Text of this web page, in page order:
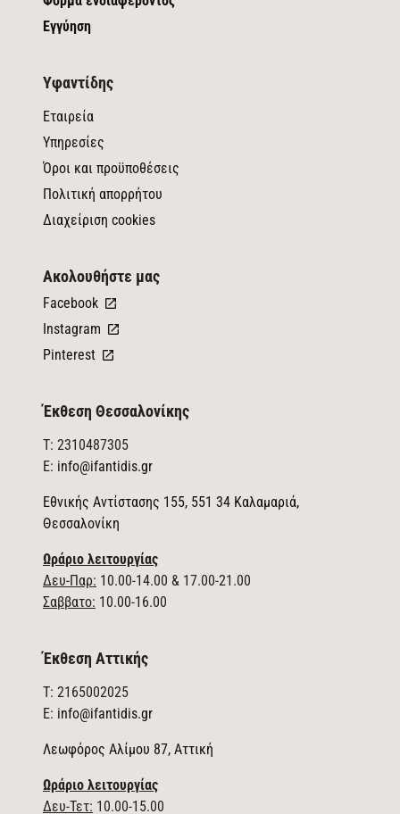
Εγγύηση
Υφαντίδης
Εταιρεία
Υπηρεσίες
Όροι και προϋποθέσεις
Πολιτική απορρήτου
Διαχείριση cookies
Ακολουθήστε μας
Facebook
Instagram
Pinterest
Έκθεση Θεσσαλονίκης
T: 2310487305
E: info@ifantidis.gr
Εθνικής Αντίστασης 155, 551 34 Καλαμαριά,
Θεσσαλονίκη
Ωράριο λειτουργίας
Δευ-Παρ: 10.00-14.00 & 17.00-21.00
Σαββατο: 10.00-16.00
Έκθεση Αττικής
T: 2165002025
E: info@ifantidis.gr
Λεωφόρος Αλίμου 87, Αττική
Ωράριο λειτουργίας
Δευ-Τετ: 10.00-15.00